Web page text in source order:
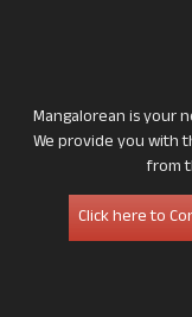
Mangalorean is your
We provide you with
from
Click here to